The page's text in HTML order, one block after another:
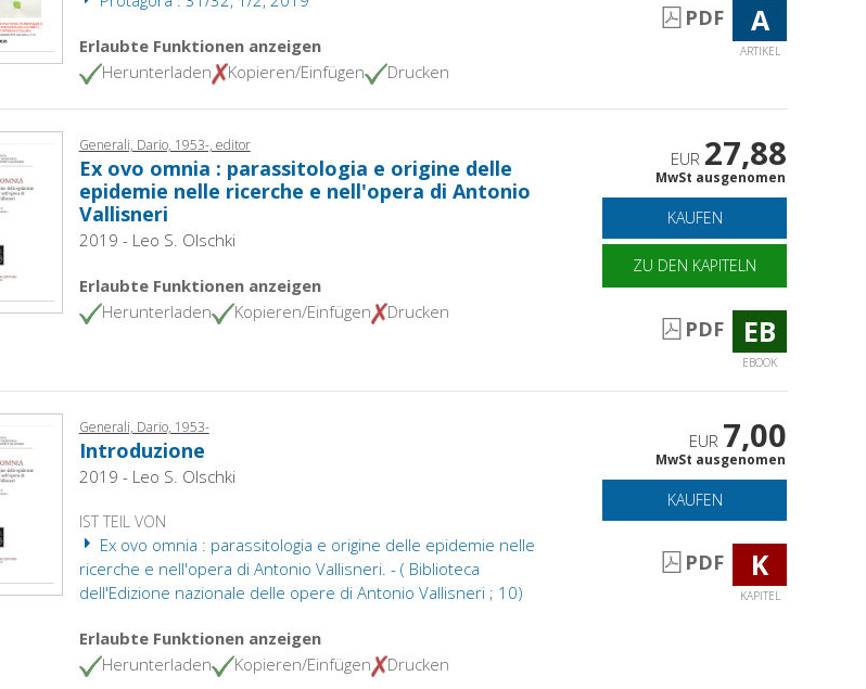
Erlaubte Funktionen anzeigen
Herunterladen
Kopieren/Einfügen Drucken
PDF A
ARTIKEL
Generali, Dario, 1953-, editor
Ex ovo omnia : parassitologia e origine delle
epidemie nelle ricerche e nell'opera di Antonio
Vallisneri
2019 - Leo S. Olschki
Erlaubte Funktionen anzeigen
Herunterladen
Kopieren/Einfügen Drucken
EUR 27,88
MwSt ausgenomen
KAUFEN
ZU DEN KAPITELN
PDF EB
EBOOK
Generali, Dario, 1953-
Introduzione
2019 - Leo S. Olschki
IST TEIL VON
Ex ovo omnia : parassitologia e origine delle epidemie nelle
ricerche e nell'opera di Antonio Vallisneri. - ( Biblioteca
dell'Edizione nazionale delle opere di Antonio Vallisneri ; 10)
Erlaubte Funktionen anzeigen
Herunterladen
Kopieren/Einfügen Drucken
EUR 7,00
MwSt ausgenomen
KAUFEN
PDF K
KAPITEL